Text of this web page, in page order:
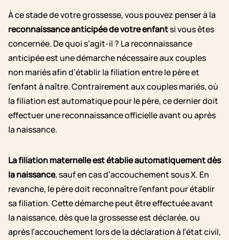
À ce stade de votre grossesse, vous pouvez penser à la
reconnaissance anticipée de votre enfantsi vous êtes
concernée. De quoi s’agit-il ? La reconnaissance
anticipée est une démarche nécessaire aux couples
non mariés afin d’établir la filiation entre le père et
l’enfant à naître. Contrairement aux couples mariés, où
la filiation est automatique pour le père, ce dernier doit
effectuer une reconnaissance officielle avant ou après
la naissance.
La filiation maternelle est établie automatiquement dès
la naissance, sauf en cas d’accouchement sous X. En
revanche, le père doit reconnaître l’enfant pour établir
sa filiation. Cette démarche peut être effectuée avant
la naissance, dès que la grossesse est déclarée, ou
après l’accouchement lors de la déclaration à l’état civil,